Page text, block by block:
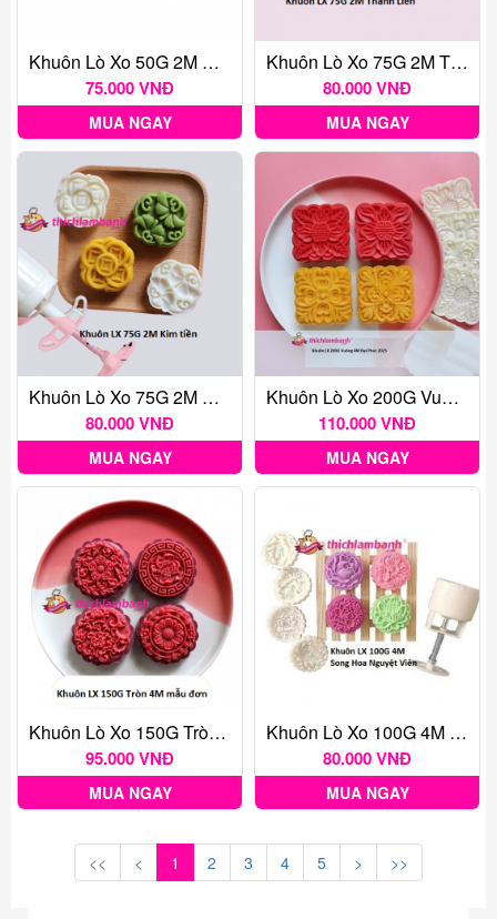
Khuôn Lò Xo 50G 2M Sen Thỏ Ngọc
75.000 VNĐ
MUA NGAY
Khuôn Lò Xo 75G 2M Thanh Liên
80.000 VNĐ
MUA NGAY
Khuôn Lò Xo 75G 2M Kim Tiền
80.000 VNĐ
MUA NGAY
Khuôn Lò Xo 200G Vuông 4M Đại Phúc 2025
110.000 VNĐ
MUA NGAY
Khuôn Lò Xo 150G Tròn 4M Mẫu Đơn
95.000 VNĐ
MUA NGAY
Khuôn Lò Xo 100G 4M Song Hoa Nguyệt Viên
80.000 VNĐ
MUA NGAY
<< < 1 2 3 4 5 > >>